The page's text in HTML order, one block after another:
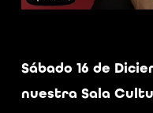
Sábado 16 de
nuestra Sala